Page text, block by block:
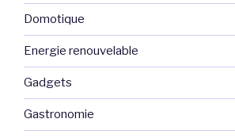
Domotique
Energie renouvelable
Gadgets
Gastronomie